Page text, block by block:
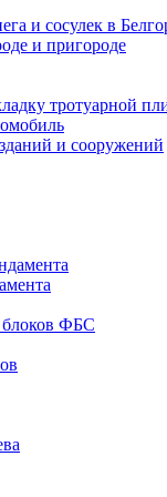
и сосулек в
и пригороде
тротуарной
и сооружений
блоков ФБС